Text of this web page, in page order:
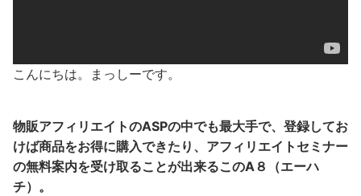
こんにちは。まっしーです。
物販アフィリエイトのASPの中でも最大手で、登録してお
けば商品をお得に購入できたり、アフィリエイトセミナー
の無料案内を受け取ることが出来るこのA８（エーハ
チ）。